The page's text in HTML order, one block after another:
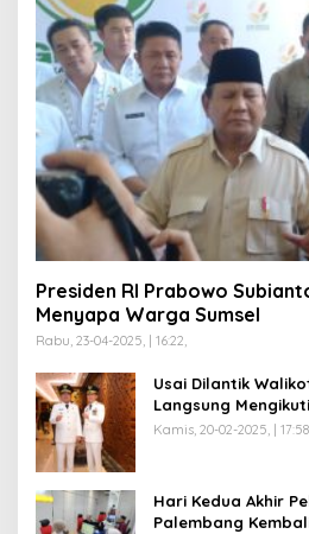
Presiden RI Prabowo
Menyapa Warga Sumsel
Rabu, 23-04-2025, | 16:22,
Usai Dilantik
Langsung
Kamis, 20-02-2025, |
Hari Kedua Akhir
Palembang